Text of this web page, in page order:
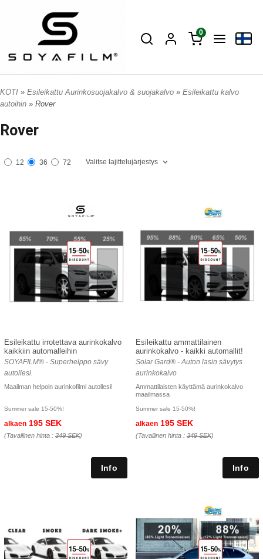
0
KOTI » Esileikattu Aurinkosuojakalvo & suojakalvo » Esileikattu kalvo
autoihin » Rover
Rover
12 36 72 Valitse lajittelujärjestys
Esileikattu irrotettava aurinkokalvo
kaikkiin automalleihin
SOYAFILM® - Superhelppo sävy
autollesi.
Maailman helpoin aurinkofilmi autollesi!
Summer sale 15-50%!
alkaen 195 SEK
(Tavallinen hinta : 349 SEK)
Esileikattu ammattilainen
aurinkokalvo - kaikki automallit!
Solar Gard® - Auton lasin sävytys
aurinkokalvo
Ammattilaisten käyttämä aurinkokalvo
maailmassa
Summer sale 15-50%!
alkaen 195 SEK
(Tavallinen hinta : 349 SEK)